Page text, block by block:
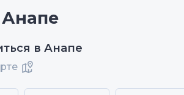
в Анапе